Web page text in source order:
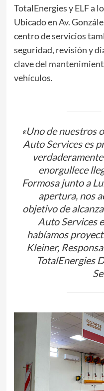
TotalEnergies y ELF a
Ubicado en Av.
centro de servicios
seguridad, revisión y
clave del
vehículos.
«Uno de nuestros
Auto Services es
enorgullece
Formosa junto a
apertura, nos
objetivo de
Auto Services
habíamos
Kleiner,
TotalEnergies